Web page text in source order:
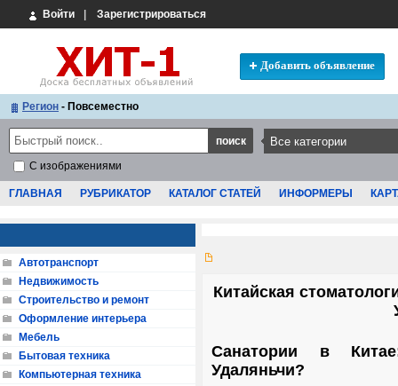
Войти Зарегистрироваться
Добавить объявление
Регион - Повсеместно
С изображениями
ГЛАВНАЯ РУБРИКАТОР КАТАЛОГ СТАТЕЙ ИНФОРМЕРЫ
Китайская
Санатории в
Удаляньчи?
Автотранспорт
Недвижимость
Строительство и ремонт
Оформление интерьера
Мебель
Бытовая техника
Компьютерная техника